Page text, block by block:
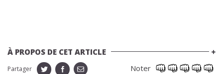
À PROPOS DE CET ARTICLE
Partager Noter